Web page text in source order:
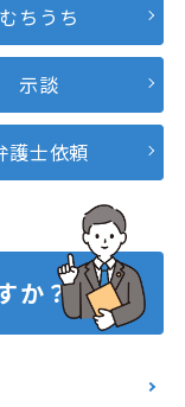
むちうち
示談
護士依頼
か？